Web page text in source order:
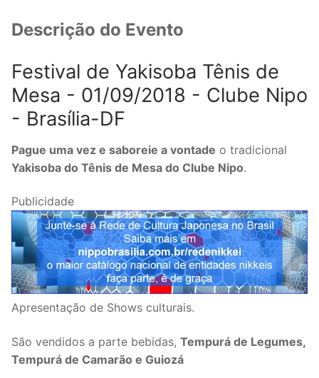
Descrição do Evento
Festival de Yakisoba Tênis de
Mesa - 01/09/2018 - Clube Nipo
- Brasília-DF
Pague uma vez e saboreie a vontade o tradicional
Yakisoba do Tênis de Mesa do Clube Nipo.
Publicidade
Apresentação de Shows culturais.
São vendidos a parte bebidas, Tempurá de Legumes,
Tempurá de Camarão e Guiozá